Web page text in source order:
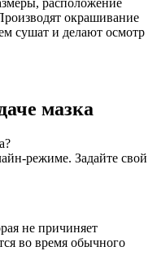
расположение
окрашивание
сушат и делают осмотр
мазка
режиме. Задайте свой
не причиняет
во время обычного